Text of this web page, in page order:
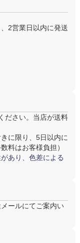
2営業日以内に発送
ださい。当店が送料
に限り、5日以内に
料はお客様負担）
あり、色差による
ールにてご案内い